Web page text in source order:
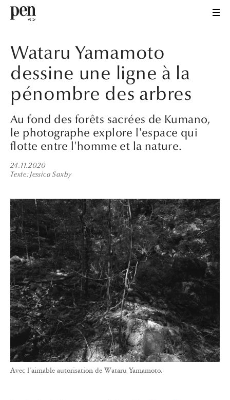
Wataru Yamamoto
dessine une ligne à la
pénombre des arbres
Au fond des forêts sacrées de Kumano,
le photographe explore l'espace qui
flotte entre l'homme et la nature.
24.11.2020
Texte Jessica Saxby
Avec l'aimable autorisation de Wataru Yamamoto.